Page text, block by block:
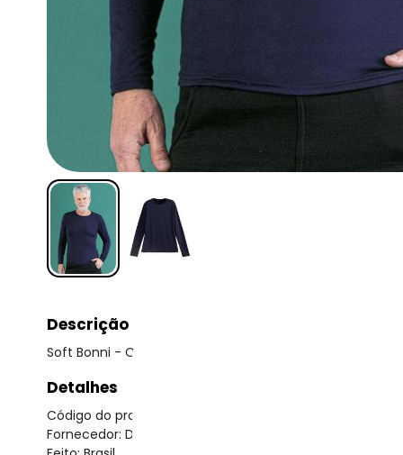
Descrição
Soft Bonni - Camiseta Básica Adulto Marinho
Detalhes
Código do produto: 8510520
Fornecedor: DAARCO MALHAS EIRELI / CNPJ 12.774.711/